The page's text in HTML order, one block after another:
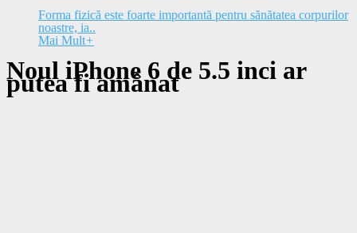
Forma fizică este foarte importantă pentru sănătatea corpurilor
noastre, ia..
Mai Mult+
Noul iPhone 6 de 5.5 inci ar
putea fi amânat